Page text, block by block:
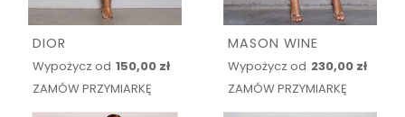
DIOR
Wypożycz od 150,00 zł
ZAMÓW PRZYMIARKĘ
MASON WINE
Wypożycz od 230,00 zł
ZAMÓW PRZYMIARKĘ